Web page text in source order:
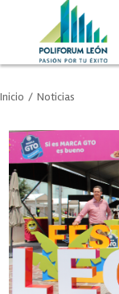
Inicio / Noticias